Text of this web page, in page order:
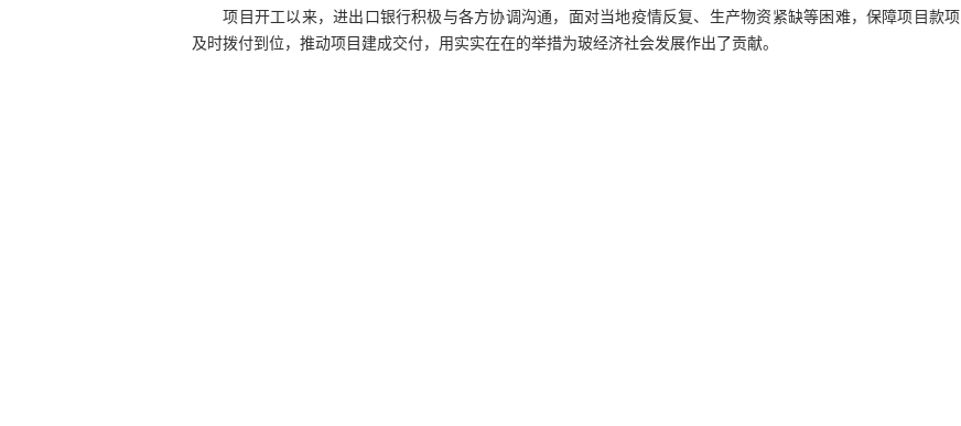
项目开工以来，进出口银行积极与各方协调沟通，面对当地疫情反复、生产物资紧缺等困难，保障项目款项
及时拨付到位，推动项目建成交付，用实实在在的举措为玻经济社会发展作出了贡献。